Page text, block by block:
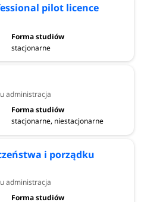
pilot licence
stacjonarne
administracja
stacjonarne, niestacjonarne
i porządku
administracja